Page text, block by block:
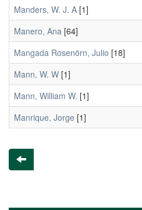
Manders, W. J. A [1]
Manero, Ana [64]
Mangada Rosenörn, Julio [18]
Mann, W. W [1]
Mann, William W. [1]
Manrique, Jorge [1]